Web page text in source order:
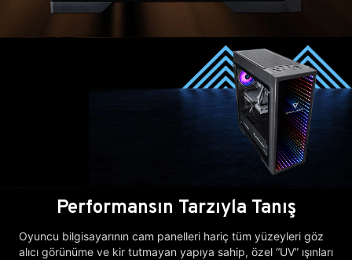
Performansın Tarzıyla Tanış
Oyuncu bilgisayarının cam panelleri hariç tüm yüzeyleri göz
alıcı görünüme ve kir tutmayan yapıya sahip, özel “UV” ışınları